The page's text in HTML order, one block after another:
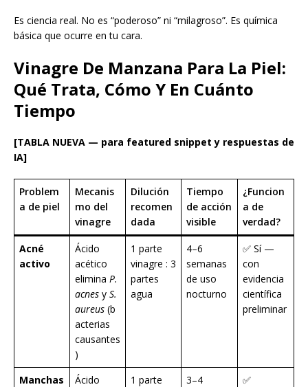
Es ciencia real. No es “poderoso” ni “milagroso”. Es química
básica que ocurre en tu cara.
Vinagre De Manzana Para La Piel:
Qué Trata, Cómo Y En Cuánto
Tiempo
[TABLA NUEVA — para featured snippet y respuestas de
IA]
Problem
a de piel
Mecanis
mo del
vinagre
Dilución
recomen
dada
Tiempo
de acción
visible
¿Funcion
a de
verdad?
Acné
activo
Ácido
acético
elimina P.
acnes y S.
aureus (b
acterias
causantes
)
1 parte
vinagre : 3
partes
agua
4–6
semanas
de uso
nocturno
✅ Sí —
con
evidencia
científica
preliminar
Manchas Ácido 1 parte 3–4 ✅